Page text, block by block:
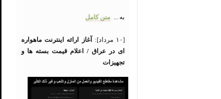
به ... متن کامل
[۱۰ مرداد]:
آغاز ارائه اینترنت ماهواره
ای در عراق / اعلام قیمت بسته ها و
تجهیزات